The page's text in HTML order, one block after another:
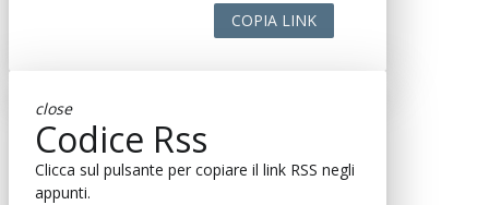
COPIA LINK
close
Codice Rss
Clicca sul pulsante per copiare il link RSS negli
appunti.